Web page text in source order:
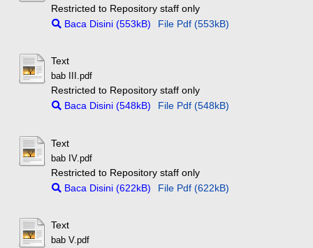
Restricted to Repository staff only
Baca Disini (553kB)
File Pdf (553kB)
Text
bab III.pdf
Restricted to Repository staff only
Baca Disini (548kB)
File Pdf (548kB)
Text
bab IV.pdf
Restricted to Repository staff only
Baca Disini (622kB)
File Pdf (622kB)
Text
bab V.pdf